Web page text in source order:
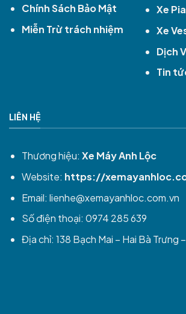
Chính Sách Bảo Mật
Miễn Trừ trách nhiệm
Xe
Xe
Dịch
Tin
LIÊN HỆ
Thương hiệu: Xe Máy Anh Lộc
Website: https://
Email: lienhe@xemayanhloc.com.vn
Số điện thoại: 0974 285 639
Địa chỉ: 138 Bạch Mai – Hai Bà Trưng